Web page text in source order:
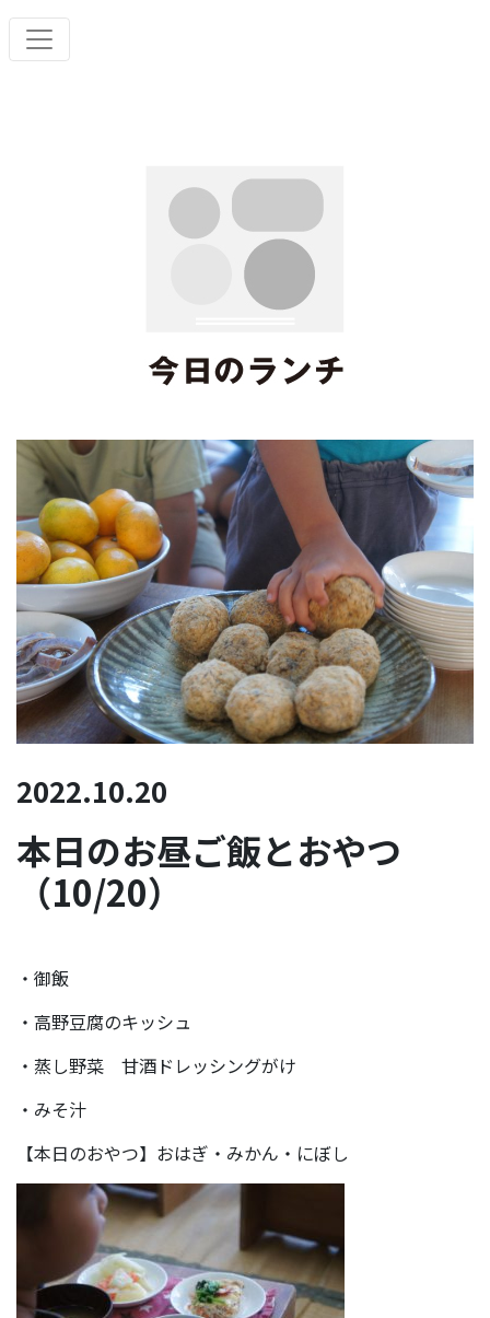
2022.10.20
本日のお昼ご飯とおやつ
（10/20）
・御飯
・高野豆腐のキッシュ
・蒸し野菜 甘酒ドレッシングがけ
・みそ汁
【本日のおやつ】おはぎ・みかん・にぼし